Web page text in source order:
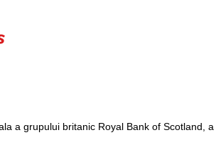
a grupului britanic Royal Bank of